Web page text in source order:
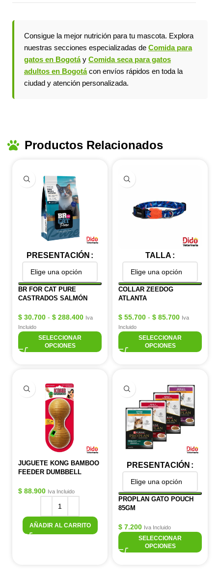
Consigue la mejor nutrición para tu mascota. Explora
nuestras secciones especializadas de Comida para
gatos en Bogotáy Comida seca para gatos
adultos en Bogotácon envíos rápidos en toda la
ciudad y atención personalizada.
Productos Relacionados
PRESENTACIÓN
BR FOR CAT PURE
CASTRADOS SALMÓN
$ 30.700 - $ 288.400 Iva
Incluido
SELECCIONAR
OPCIONES
TALLA
COLLAR ZEEDOG
ATLANTA
$ 55.700 - $ 85.700 Iva
Incluido
SELECCIONAR
OPCIONES
JUGUETE KONG BAMBOO
FEEDER DUMBBELL
$ 88.900 Iva Incluido
AÑADIR AL CARRITO
PRESENTACIÓN
PROPLAN GATO POUCH
85GM
$ 7.200 Iva Incluido
SELECCIONAR
OPCIONES